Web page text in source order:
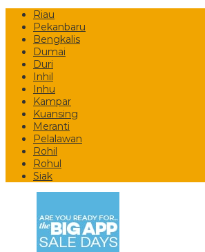
Riau
Pekanbaru
Bengkalis
Dumai
Duri
Inhil
Inhu
Kampar
Kuansing
Meranti
Pelalawan
Rohil
Rohul
Siak